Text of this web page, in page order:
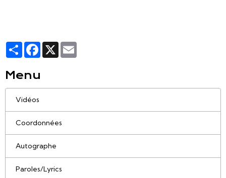
PartagerFacebook
X
Menu
Vidéos
Coordonnées
Autographe
Paroles/Lyrics